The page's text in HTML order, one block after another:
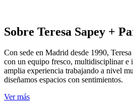
Sobre Teresa Sapey +
Con sede en Madrid desde 1990,
con un equipo fresco, multidisciplinar e
amplia experiencia trabajando a nivel
diseñamos espacios con sentimientos.
Ver más